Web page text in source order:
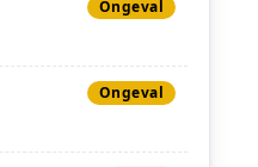
Ongeval
Ongeval